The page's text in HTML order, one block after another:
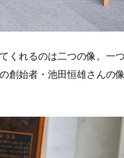
くれるのは二つの像。一
創始者・池田恒雄さんの